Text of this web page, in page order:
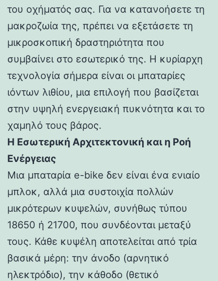
του οχήματός σας. Για να κατανοήσετε τη
μακροζωία της, πρέπει να εξετάσετε τη
μικροσκοπική δραστηριότητα που
συμβαίνει στο εσωτερικό της. Η κυρίαρχη
τεχνολογία σήμερα είναι οι μπαταρίες
ιόντων λιθίου, μια επιλογή που βασίζεται
στην υψηλή ενεργειακή πυκνότητα και το
χαμηλό τους βάρος.
Η Εσωτερική Αρχιτεκτονική και η Ροή
Ενέργειας
Μια μπαταρία e-bike δεν είναι ένα ενιαίο
μπλοκ, αλλά μια συστοιχία πολλών
μικρότερων κυψελών, συνήθως τύπου
18650 ή 21700, που συνδέονται μεταξύ
τους. Κάθε κυψέλη αποτελείται από τρία
βασικά μέρη: την άνοδο (αρνητικό
ηλεκτρόδιο), την κάθοδο (θετικό